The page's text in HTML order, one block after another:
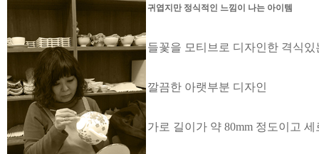
귀엽지만 정식적인 느낌이 나는 아이템
들꽃을 모티브로 디자인한 격식있
깔끔한 아랫부분 디자인
가로 길이가 약 80mm 정도이고